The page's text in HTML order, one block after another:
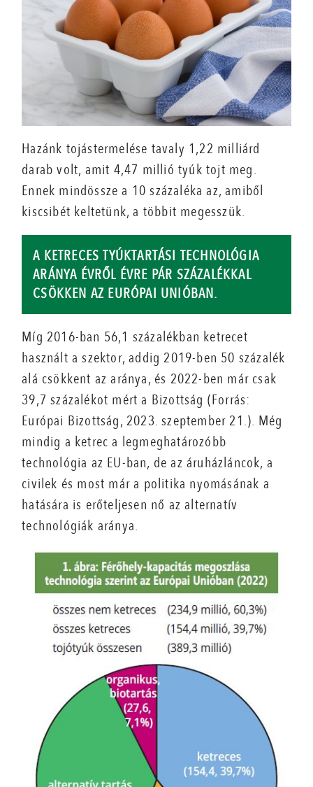
Hazánk tojástermelése tavaly 1,22 milliárd
darab volt, amit 4,47 millió tyúk tojt meg.
Ennek mindössze a 10 százaléka az, amiből
kiscsibét keltetünk, a többit megesszük.
A KETRECES TYÚKTARTÁSI TECHNOLÓGIA
ARÁNYA ÉVRŐL ÉVRE PÁR SZÁZALÉKKAL
CSÖKKEN AZ EURÓPAI UNIÓBAN.
Míg 2016-ban 56,1 százalékban ketrecet
használt a szektor, addig 2019-ben 50 százalék
alá csökkent az aránya, és 2022-ben már csak
39,7 százalékot mért a Bizottság (Forrás:
Európai Bizottság, 2023. szeptember 21.). Még
mindig a ketrec a legmeghatározóbb
technológia az EU-ban, de az áruházláncok, a
civilek és most már a politika nyomásának a
hatására is erőteljesen nő az alternatív
technológiák aránya.